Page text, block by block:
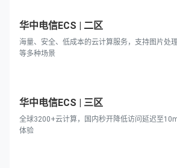
华中电信ECS | 二区
海量、安全、低成本的云计算服务，支持图片处
等多种场景
华中电信ECS | 三区
全球3200+云计算，国内秒开降低访问延迟至
体验